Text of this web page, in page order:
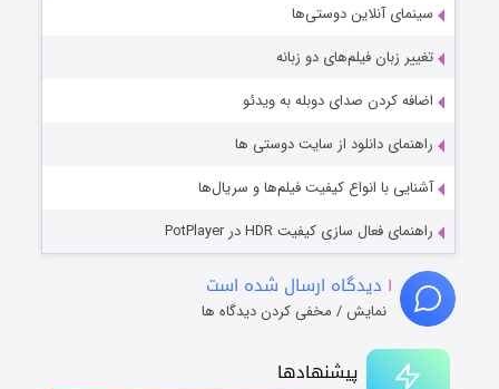
پیشنهادها
سینمای آنلاین دوستی‌ها
تغییر زبان فیلم‌های دو زبانه
اضافه کردن صدای دوبله به ویدئو
راهنمای دانلود از سایت دوستی ها
آشنایی با انواع کیفیت فیلم‌ها و سریال‌ها
راهنمای فعال سازی کیفیت HDR در PotPlayer
۱ دیدگاه ارسال شده است
نمایش / مخفی کردن دیدگاه ها